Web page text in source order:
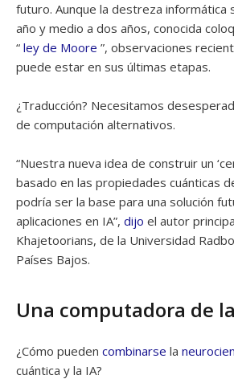
futuro. Aunque la destreza informática
año y medio a dos años, conocida
“ ley de Moore ”, observaciones
puede estar en sus últimas etapas.
¿Traducción? Necesitamos
de computación alternativos.
“Nuestra nueva idea de construir un
basado en las propiedades cuánticas
podría ser la base para una solución
aplicaciones en IA”, dijo el autor
Khajetoorians, de la Universidad
Países Bajos.
Una computadora de
¿Cómo pueden combinarse la
cuántica y la IA?